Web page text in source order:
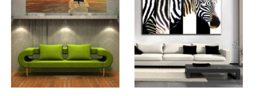
wybrać
na
stronie
produktu
wybrać
na
stronie
produktu